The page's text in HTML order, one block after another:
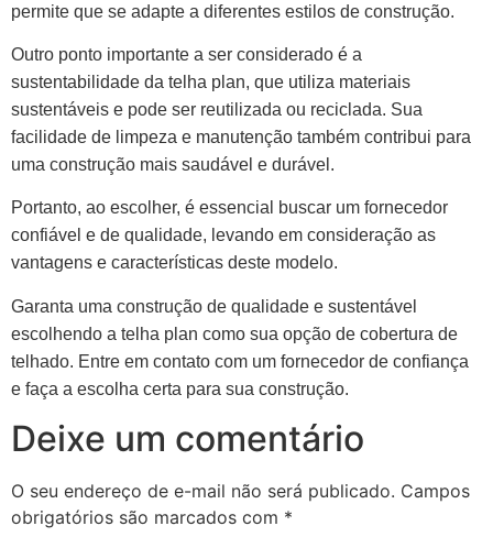
permite que se adapte a diferentes estilos de construção.
Outro ponto importante a ser considerado é a
sustentabilidade da telha plan, que utiliza materiais
sustentáveis e pode ser reutilizada ou reciclada. Sua
facilidade de limpeza e manutenção também contribui para
uma construção mais saudável e durável.
Portanto, ao escolher, é essencial buscar um fornecedor
confiável e de qualidade, levando em consideração as
vantagens e características deste modelo.
Garanta uma construção de qualidade e sustentável
escolhendo a telha plan como sua opção de cobertura de
telhado. Entre em contato com um fornecedor de confiança
e faça a escolha certa para sua construção.
Deixe um comentário
O seu endereço de e-mail não será publicado. Campos
obrigatórios são marcados com *